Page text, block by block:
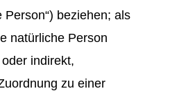
Person“) beziehen; als
natürliche Person
indirekt,
zu einer